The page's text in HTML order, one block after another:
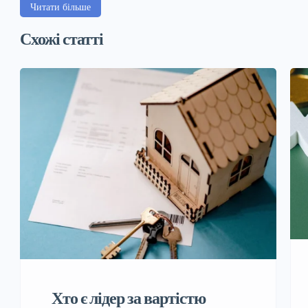
Читати більше
Схожі статті
Хто є лідер за вартістю